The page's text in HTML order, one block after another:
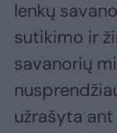
lenkų
sutikimo ir
savanorių
užrašyta